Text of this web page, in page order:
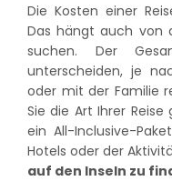
Die Kosten einer
Das hängt auch von
suchen. Der
unterscheiden, je
oder mit der Familie
Sie die Art Ihrer
ein All-Inclusive-
Hotels oder der
auf den Inseln zu